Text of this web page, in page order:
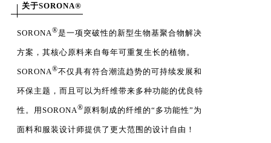
关于SORONA®
SORONA®是一项突破性的新型生物基聚合物解决
方案，其核心原料来自每年可重复生长的植物。
SORONA®不仅具有符合潮流趋势的可持续发展和
环保主题，而且可以为纤维带来多种功能的优良特
性。用SORONA® 原料制成的纤维的“多功能性”为
面料和服装设计师提供了更大范围的设计自由！